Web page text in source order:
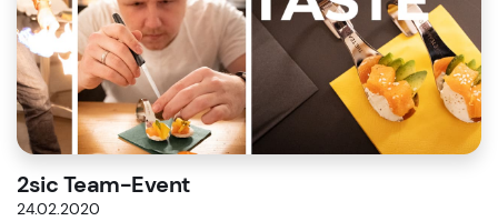
2sic Team-Event
24.02.2020